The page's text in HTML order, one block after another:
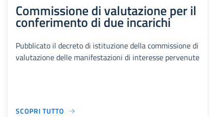
Commissione di valutazione per il
conferimento di due incarichi
Pubblicato il decreto di istituzione della commissione di
valutazione delle manifestazioni di interesse pervenute
SCOPRI TUTTO